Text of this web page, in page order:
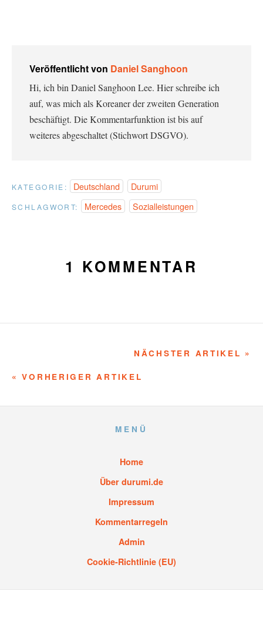
Veröffentlicht von Daniel Sanghoon
Hi, ich bin Daniel Sanghoon Lee. Hier schreibe ich
auf, was mich als Koreaner der zweiten Generation
beschäftigt. Die Kommentarfunktion ist bis auf
weiteres abgeschaltet (Stichwort DSGVO).
KATEGORIE: Deutschland Durumi
SCHLAGWORT: Mercedes Sozialleistungen
1 KOMMENTAR
NÄCHSTER ARTIKEL »
« VORHERIGER ARTIKEL
MENÜ
Home
Über durumi.de
Impressum
Kommentarregeln
Admin
Cookie-Richtlinie (EU)